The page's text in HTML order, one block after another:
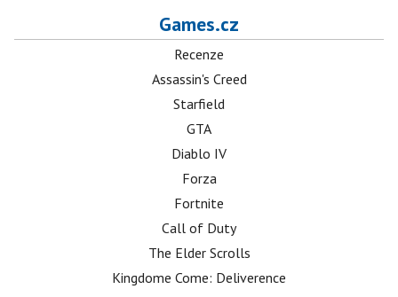
Games.cz
Recenze
Assassin's Creed
Starfield
GTA
Diablo IV
Forza
Fortnite
Call of Duty
The Elder Scrolls
Kingdome Come: Deliverence